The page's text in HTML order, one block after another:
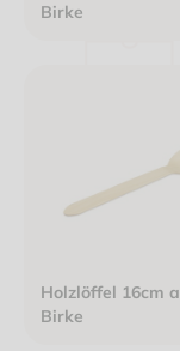
Birke
Holzlöffel 16cm
Birke